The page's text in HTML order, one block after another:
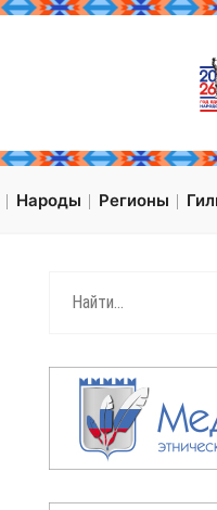
Народы Регионы